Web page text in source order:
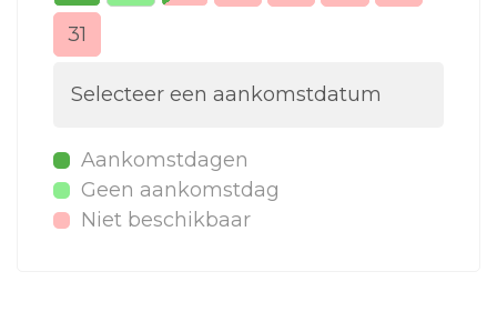
31
Selecteer een aankomstdatum
Aankomstdagen
Geen aankomstdag
Niet beschikbaar